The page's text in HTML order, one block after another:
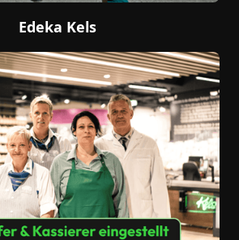
Edeka Kels